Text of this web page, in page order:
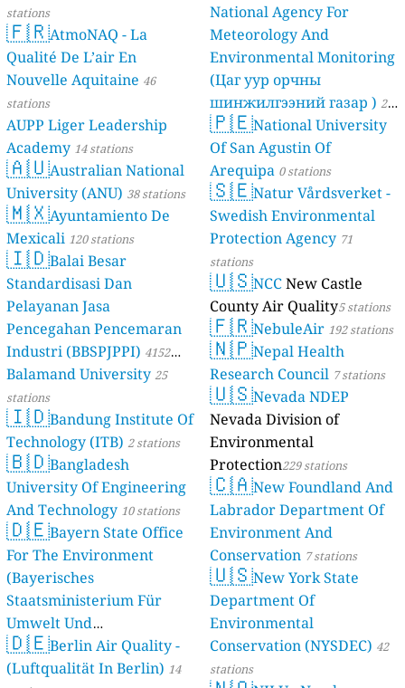
stations
🇫🇷AtmoNAQ - La
Qualité De L’air En
Nouvelle Aquitaine 46
stations
AUPP Liger Leadership
Academy 14 stations
🇦🇺Australian National
University (ANU) 38 stations
🇲🇽Ayuntamiento De
Mexicali 120 stations
🇮🇩Balai Besar
Standardisasi Dan
Pelayanan Jasa
Pencegahan Pencemaran
Industri (BBSPJPPI) 4152
stations
Balamand University25
stations
🇮🇩Bandung Institute Of
Technology (ITB) 2 stations
🇧🇩Bangladesh
University Of Engineering
And Technology 10 stations
🇩🇪Bayern State Office
For The Environment
(Bayerisches
Staatsministerium Für
Umwelt Und
Verbraucherschutz) - LfU
46 stations
🇩🇪Berlin Air Quality -
(Luftqualität In Berlin) 14
National Agency For
Meteorology And
Environmental Monitoring
(Цаг уур орчны
шинжилгээний газар ) 21
stations
🇵🇪National University
Of San Agustin Of
Arequipa 0 stations
🇸🇪Natur Vårdsverket -
Swedish Environmental
Protection Agency 71
stations
🇺🇸NCCNew Castle
County Air Quality5 stations
🇫🇷NebuleAir 192 stations
🇳🇵Nepal Health
Research Council 7 stations
🇺🇸Nevada NDEP
Nevada Division of
Environmental
Protection229 stations
🇨🇦New Foundland And
Labrador Department Of
Environment And
Conservation 7 stations
🇺🇸New York State
Department Of
Environmental
Conservation (NYSDEC) 42
stations